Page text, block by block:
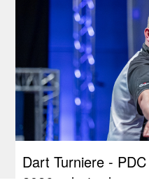
Dart Turniere -
2026 - dartn.de